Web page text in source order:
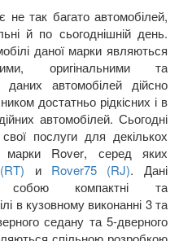
так багато автомобілей,
й по сьогоднішній день.
даної марки являються
оригінальними та
автомобілей дійсно
достатньо рідкісних і в
автомобілей. Сьогодні
послуги для декількох
марки Rover, серед яких
RT) и Rover75 (RJ). Дані
собою компактні та
в кузовному виконанні 3 та
седану та 5-дверного